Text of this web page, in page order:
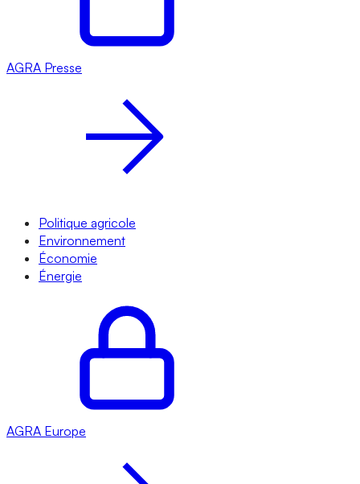
AGRA Presse
Politique agricole
Environnement
Économie
Énergie
AGRA Europe